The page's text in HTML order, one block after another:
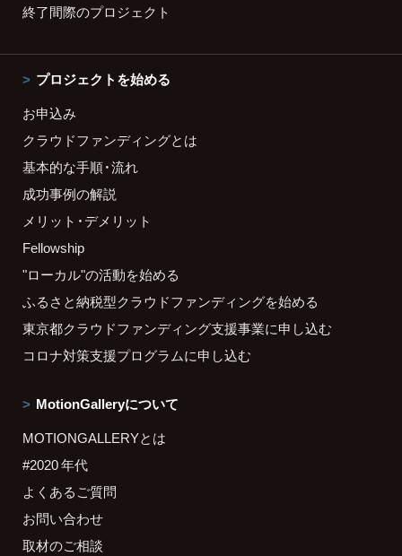
終了間際のプロジェクト
プロジェクトを始める
お申込み
クラウドファンディングとは
基本的な手順・流れ
成功事例の解説
メリット・デメリット
Fellowship
"ローカル"の活動を始める
ふるさと納税型クラウドファンディングを始める
東京都クラウドファンディング支援事業に申し込む
コロナ対策支援プログラムに申し込む
MotionGalleryについて
MOTIONGALLERYとは
#2020 年代
よくあるご質問
お問い合わせ
取材のご相談